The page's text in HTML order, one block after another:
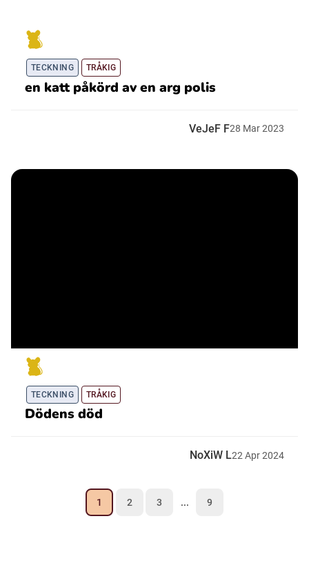
TECKNING TRÅKIG
en katt påkörd av en arg polis
VeJeF F28 Mar2023
TECKNING TRÅKIG
Dödens död
NoXiW L22 Apr2024
1 2 3 ... 9